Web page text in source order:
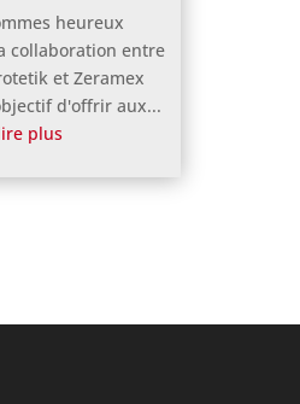
heureux
collaboration entre
et Zeramex
d'offrir aux...
plus